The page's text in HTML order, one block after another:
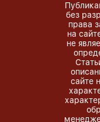
без
права
на
не
сайте